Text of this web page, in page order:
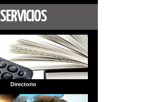
SERVICIOS
Directorio